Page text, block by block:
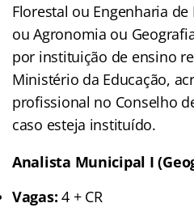
Florestal ou Engenharia de
ou Agronomia ou
por instituição de ensino
Ministério da Educação,
profissional no Conselho
caso esteja instituído.
Analista Municipal I
Vagas: 4 + CR